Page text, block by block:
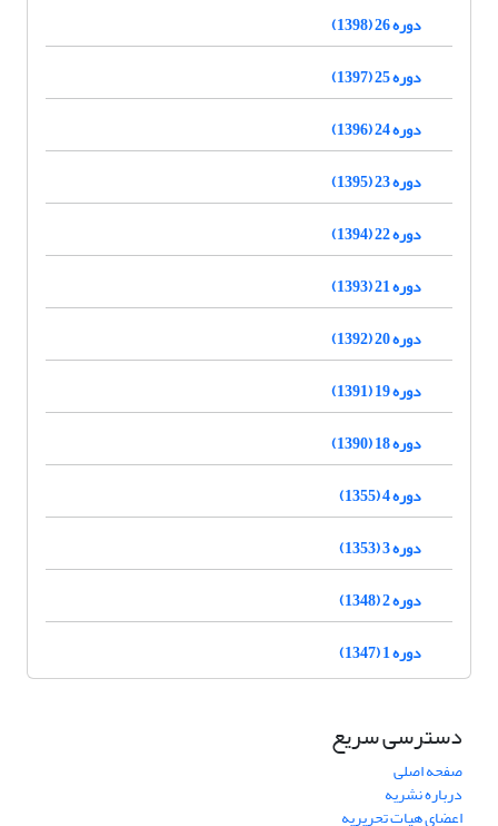
دوره 26 (1398)
دوره 25 (1397)
دوره 24 (1396)
دوره 23 (1395)
دوره 22 (1394)
دوره 21 (1393)
دوره 20 (1392)
دوره 19 (1391)
دوره 18 (1390)
دوره 4 (1355)
دوره 3 (1353)
دوره 2 (1348)
دوره 1 (1347)
دسترسی سریع
صفحه اصلی
درباره نشریه
اعضای هیات تحریریه